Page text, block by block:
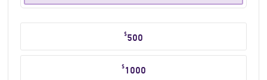
حدد
التبرع
$500
$1000